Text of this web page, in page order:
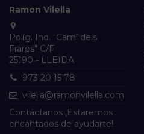
Ramon Vilella
Políg. Ind. "Camí dels
Frares" C/F
25190 - LLEIDA
973 20 15 78
vilella@ramonvilella.com
Contáctanos ¡Estaremos
encantados de ayudarte!